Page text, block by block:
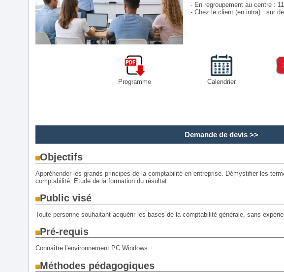
- En regroupement au centre :
- Chez le client (en intra) : sur
Programme Calendrier
Demande de devis >>
Objectifs
Appréhender les grands principes de la comptabilité en entreprise. Démystifier les
comptabilité. Étude de la formation du résultat.
Public visé
Toute personne souhaitant acquérir les bases de la comptabilité générale, sans
Pré-requis
Connaître l'environnement PC Windows.
Méthodes pédagogiques